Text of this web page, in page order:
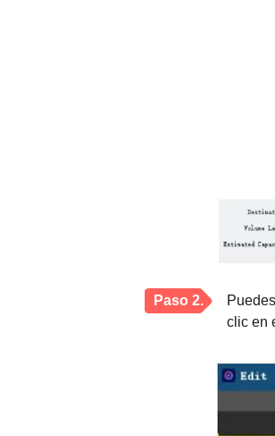
Paso 2.
clic en